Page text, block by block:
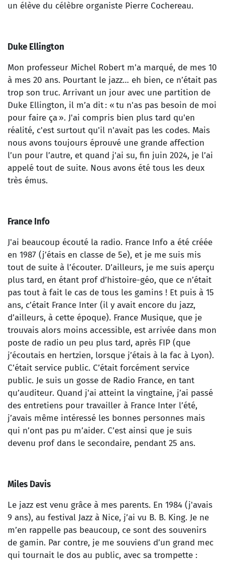
un élève du célèbre organiste Pierre Cochereau.
Duke Ellington
Mon professeur Michel Robert m'a marqué, de mes 10
à mes 20 ans. Pourtant le jazz… eh bien, ce n’était pas
trop son truc. Arrivant un jour avec une partition de
Duke Ellington, il m’a dit : « tu n'as pas besoin de moi
pour faire ça ». J'ai compris bien plus tard qu'en
réalité, c'est surtout qu'il n'avait pas les codes. Mais
nous avons toujours éprouvé une grande affection
l’un pour l’autre, et quand j'ai su, fin juin 2024, je l’ai
appelé tout de suite. Nous avons été tous les deux
très émus.
France Info
J'ai beaucoup écouté la radio. France Info a été créée
en 1987 (j’étais en classe de 5e), et je me suis mis
tout de suite à l’écouter. D’ailleurs, je me suis aperçu
plus tard, en étant prof d’histoire-géo, que ce n’était
pas tout à fait le cas de tous les gamins ! Et puis à 15
ans, c’était France Inter (il y avait encore du jazz,
d’ailleurs, à cette époque). France Musique, que je
trouvais alors moins accessible, est arrivée dans mon
poste de radio un peu plus tard, après FIP (que
j’écoutais en hertzien, lorsque j’étais à la fac à Lyon).
C’était service public. C’était forcément service
public. Je suis un gosse de Radio France, en tant
qu’auditeur. Quand j'ai atteint la vingtaine, j’ai passé
des entretiens pour travailler à France Inter l’été,
j’avais même intéressé les bonnes personnes mais
qui n’ont pas pu m’aider. C’est ainsi que je suis
devenu prof dans le secondaire, pendant 25 ans.
Miles Davis
Le jazz est venu grâce à mes parents. En 1984 (j'avais
9 ans), au festival Jazz à Nice, j’ai vu B. B. King. Je ne
m’en rappelle pas beaucoup, ce sont des souvenirs
de gamin. Par contre, je me souviens d’un grand mec
qui tournait le dos au public, avec sa trompette :